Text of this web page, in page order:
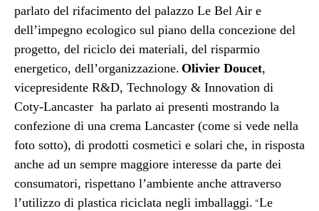
parlato del rifacimento del palazzo Le Bel Air e
dell’impegno ecologico sul piano della concezione del
progetto, del riciclo dei materiali, del risparmio
energetico, dell’organizzazione. Olivier Doucet,
vicepresidente R&D, Technology & Innovation di
Coty-Lancaster ha parlato ai presenti mostrando la
confezione di una crema Lancaster (come si vede nella
foto sotto), di prodotti cosmetici e solari che, in risposta
anche ad un sempre maggiore interesse da parte dei
consumatori, rispettano l’ambiente anche attraverso
l’utilizzo di plastica riciclata negli imballaggi. “Le